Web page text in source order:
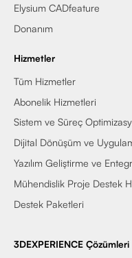
Elysium CADfeature
Donanım
Hizmetler
Tüm Hizmetler
Abonelik Hizmetleri
Sistem ve Süreç
Dijital Dönüşüm ve
Yazılım Geliştirme ve
Mühendislik Proje Destek
Destek Paketleri
3DEXPERIENCE Çözümleri